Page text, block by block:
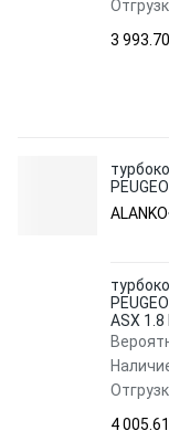
3 993.70
D 10>,
ALANKO
ASX 1.8
4 005.61